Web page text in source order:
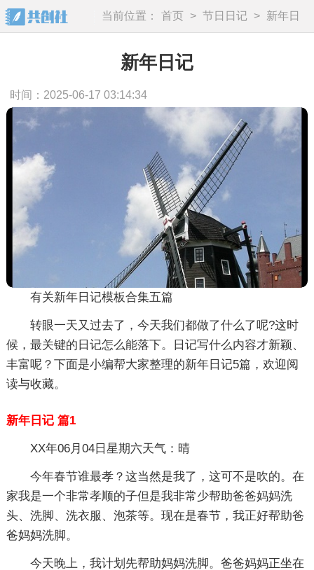
当前位置： 首页 > 节日日记 >
新年日
记
新年日记
时间：2025-06-17 03:14:34
有关新年日记模板合集五篇
转眼一天又过去了，今天我们都做了什么了呢?这时
候，最关键的日记怎么能落下。日记写什么内容才新颖、
丰富呢？下面是小编帮大家整理的新年日记5篇，欢迎阅
读与收藏。
新年日记 篇1
XX年06月04日星期六天气：晴
今年春节谁最孝？这当然是我了，这可不是吹的。在
家我是一个非常孝顺的子但是我非常少帮助爸爸妈妈洗
头、洗脚、洗衣服、泡茶等。现在是春节，我正好帮助爸
爸妈妈洗脚。
今天晚上，我计划先帮助妈妈洗脚。爸爸妈妈正坐在